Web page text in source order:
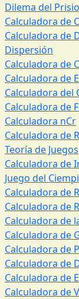
Dilema del
Calculadora de
Calculadora de
Dispersión
Calculadora de
Calculadora de
Calculadora del
Calculadora de
Calculadora nCr
Calculadora de
Teoría de Juegos
Calculadora de
Juego del
Calculadora de
Calculadora de
Calculadora de
Calculadora de
Calculadora de
Calculadora de
Calculadora de
Calculadora de